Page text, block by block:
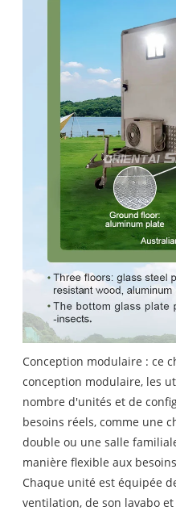
Conception modulaire : ce
conception modulaire, les
nombre d'unités et de
besoins réels, comme une
double ou une salle
manière flexible aux
Chaque unité est équipée
ventilation, de son lavabo